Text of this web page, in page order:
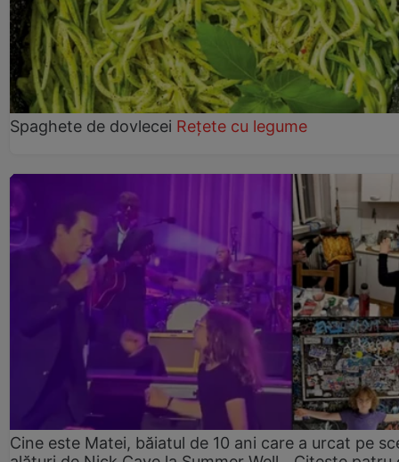
Spaghete de dovlecei Rețete cu legume
Cine este Matei, băiatul de 10 ani care a urcat pe